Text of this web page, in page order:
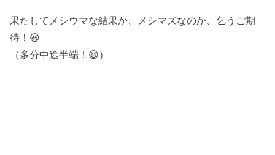
果たしてメシウマな結果か、メシマズなのか、乞うご期
待！😆
（多分中途半端！😆）